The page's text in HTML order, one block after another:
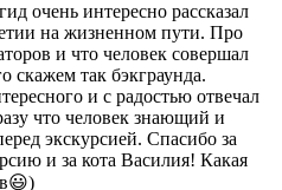
очень интересно рассказал
на жизненном пути. Про
и что человек совершал
скажем так бэкграунда.
и с радостью отвечал
что человек знающий и
экскурсией. Спасибо за
и за кота Василия! Какая